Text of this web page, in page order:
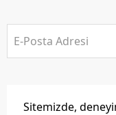
Sitemizde,
E-Posta Adresi